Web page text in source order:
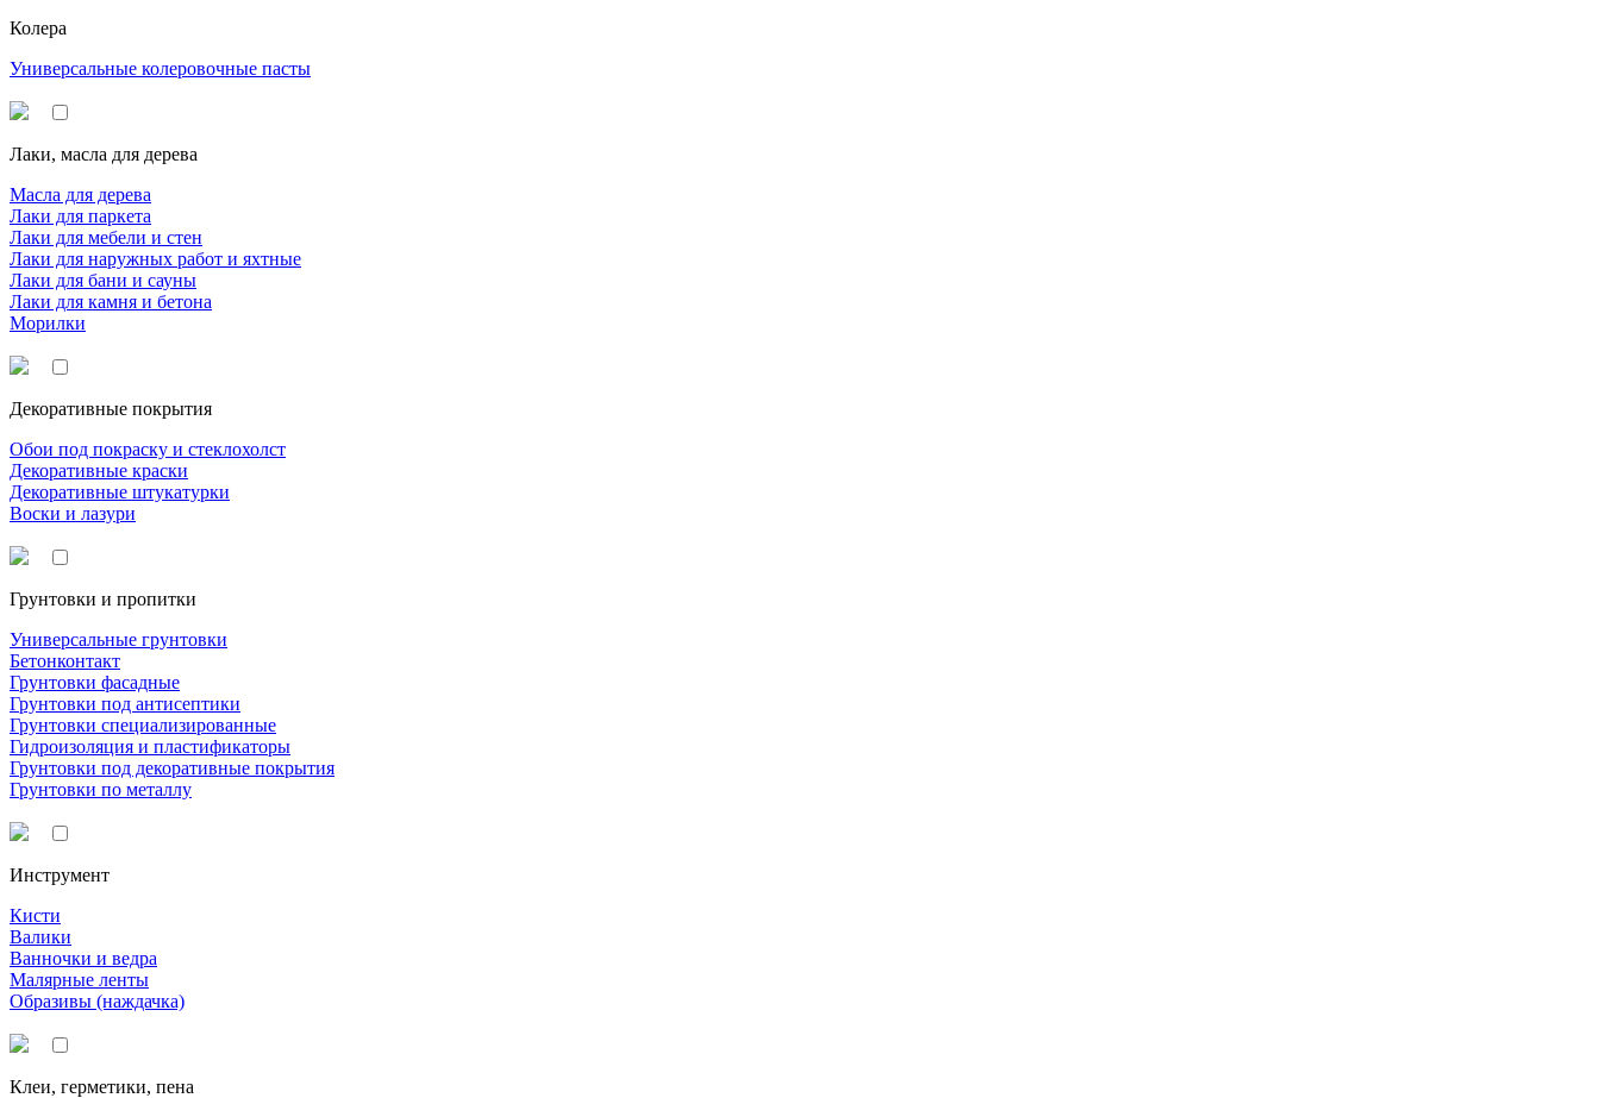
Колера
Универсальные колеровочные пасты
Лаки, масла для дерева
Масла для дерева
Лаки для паркета
Лаки для мебели и стен
Лаки для наружных работ и яхтные
Лаки для бани и сауны
Лаки для камня и бетона
Морилки
Декоративные покрытия
Обои под покраску и стеклохолст
Декоративные краски
Декоративные штукатурки
Воски и лазури
Грунтовки и пропитки
Универсальные грунтовки
Бетонконтакт
Грунтовки фасадные
Грунтовки под антисептики
Грунтовки специализированные
Гидроизоляция и пластификаторы
Грунтовки под декоративные покрытия
Грунтовки по металлу
Инструмент
Кисти
Валики
Ванночки и ведра
Малярные ленты
Образивы (наждачка)
Клеи, герметики, пена